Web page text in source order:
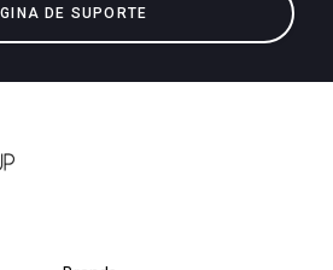
DE SUPORTE